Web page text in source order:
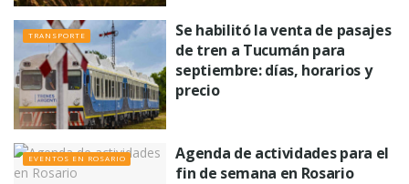
TRANSPORTE
Se habilitó la venta de pasajes
de tren a Tucumán para
septiembre: días, horarios y
precio
EVENTOS EN ROSARIO
Agenda de actividades para el
fin de semana en Rosario